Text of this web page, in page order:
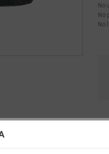
No
No
No
de cookies